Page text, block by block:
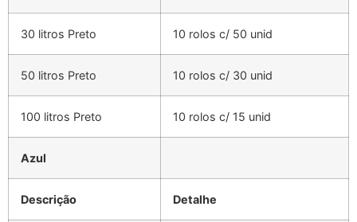
30 litros Preto 10 rolos c/ 50 unid
50 litros Preto 10 rolos c/ 30 unid
100 litros Preto 10 rolos c/ 15 unid
Azul
Descrição Detalhe